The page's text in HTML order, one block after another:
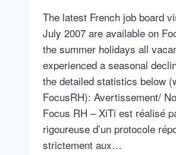
The latest French job board
July 2007 are available on
the summer holidays all
experienced a seasonal
the detailed statistics below
FocusRH): Avertissement/
Focus RH – XiTi est réalisé
rigoureuse d’un protocole
strictement aux…